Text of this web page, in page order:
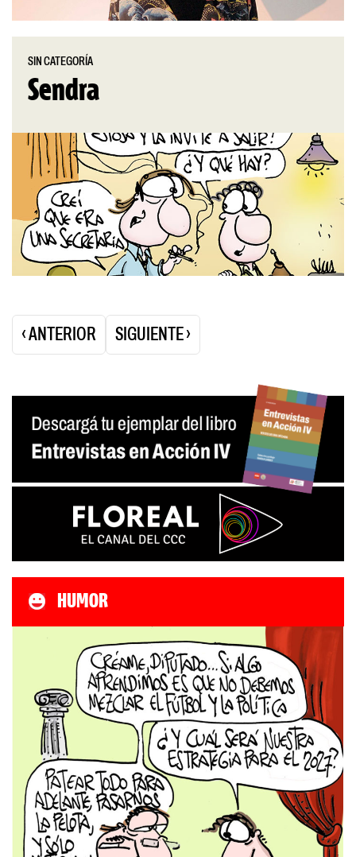
SIN CATEGORÍA
Sendra
Paginación
entradas
‹ ANTERIOR SIGUIENTE ›
HUMOR